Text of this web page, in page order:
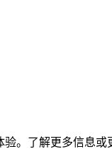
。了解更多信息或